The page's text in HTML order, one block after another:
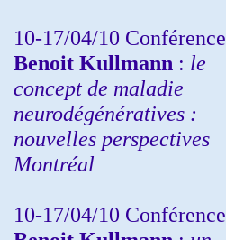
10-17/04/10 Conférence
Benoit Kullmann : le
concept de maladie
neurodégénératives :
nouvelles perspectives
Montréal
10-17/04/10 Conférence